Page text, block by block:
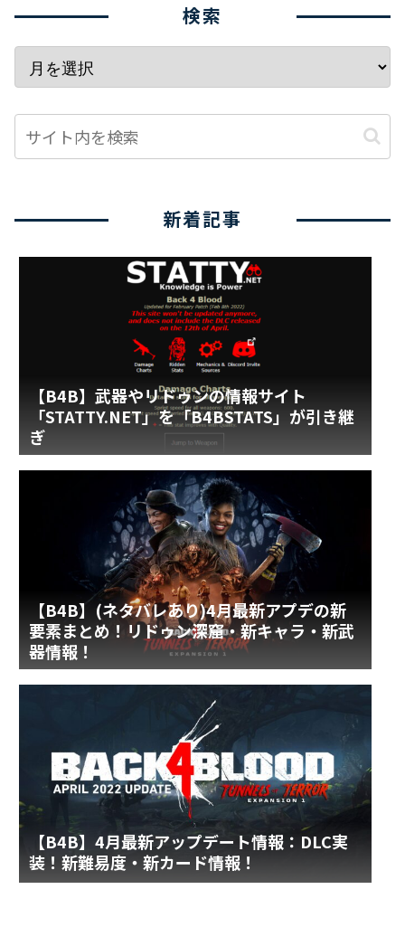
検索
新着記事
【B4B】武器やリドゥンの情報サイト
「STATTY.NET」を「B4BSTATS」が引き継
ぎ
【B4B】(ネタバレあり)4月最新アプデの新
要素まとめ！リドゥン深窟・新キャラ・新武
器情報！
【B4B】4月最新アップデート情報：DLC実
装！新難易度・新カード情報！